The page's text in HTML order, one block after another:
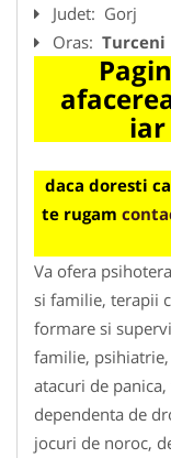
Judet: Gorj
Oras: Turceni
iar
daca doresti
te rugam
Va ofera
si familie, terapii
formare si
familie,
atacuri de
dependenta de
jocuri de noroc,